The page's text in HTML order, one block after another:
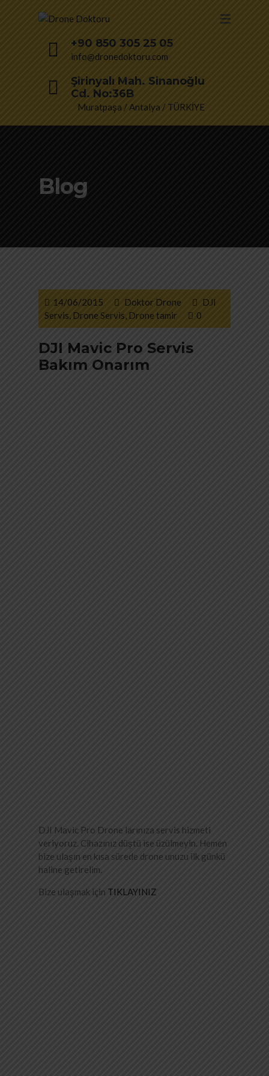
+90 850 305 25 05
info@dronedoktoru.com
Şirinyalı Mah. Sinanoğlu
Cd. No:36B
Muratpaşa / Antalya / TÜRKİYE
Blog
14/06/2015 Doktor Drone
DJI
Servis, Drone Servis, Drone tamir 0
DJI Mavic Pro Servis
Bakım Onarım
DJI Mavic Pro Drone larınıza servis hizmeti
veriyoruz. Cihazınız düştü ise üzülmeyin. Hemen
bize ulaşın en kısa sürede drone unuzu ilk günkü
haline getirelim.
Bize ulaşmak için TIKLAYINIZ